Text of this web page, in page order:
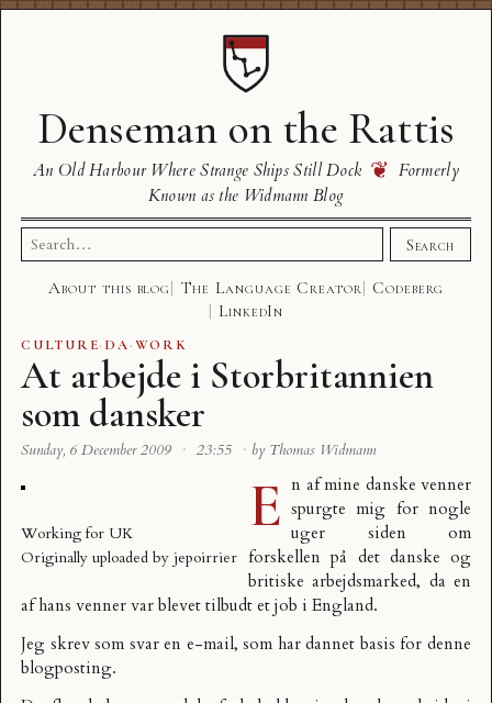
Denseman on the Rattis
An Old Harbour Where Strange Ships Still Dock ❦ Formerly
Known as the Widmann Blog
Search
for:
Search
About this blog The Language Creator
Codeberg
LinkedIn
CULTURE· DA·WORK
At arbejde i Storbritannien
som dansker
Sunday, 6 December 2009 · 23:55 · by Thomas Widmann
Working for UK
Originally uploaded by jepoirrier
E n af mine danske venner
spurgte mig for nogle
uger siden om
forskellen på det danske og
britiske arbejdsmarked, da en
af hans venner var blevet tilbudt et job i England.
Jeg skrev som svar en e-mail, som har dannet basis for denne
blogposting.